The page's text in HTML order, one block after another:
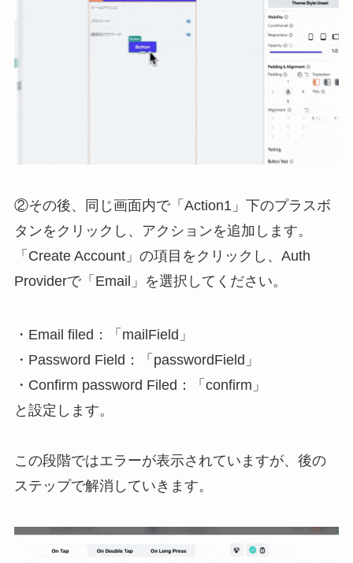
②その後、同じ画面内で「Action1」下のプラスボ
タンをクリックし、アクションを追加します。
「Create Account」の項目をクリックし、Auth
Providerで「Email」を選択してください。
・Email filed：「mailField」
・Password Field：「passwordField」
・Confirm password Filed：「confirm」
と設定します。
この段階ではエラーが表示されていますが、後の
ステップで解消していきます。